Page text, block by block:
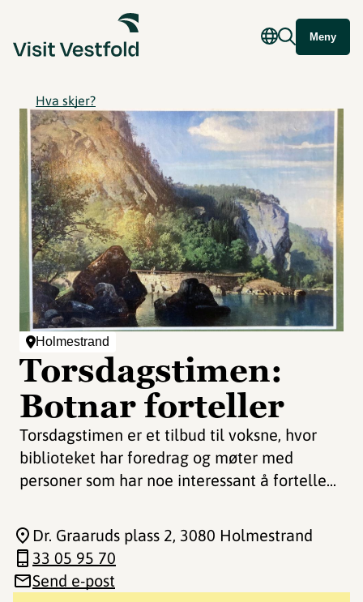
Meny
Hva skjer?
Holmestrand
Torsdagstimen:
Botnar forteller
Torsdagstimen er et tilbud til voksne, hvor
biblioteket har foredrag og møter med
personer som har noe interessant å fortelle...
Dr. Graaruds plass 2, 3080 Holmestrand
33 05 95 70
Send e-post